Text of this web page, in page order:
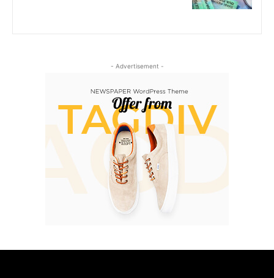
- Advertisement -